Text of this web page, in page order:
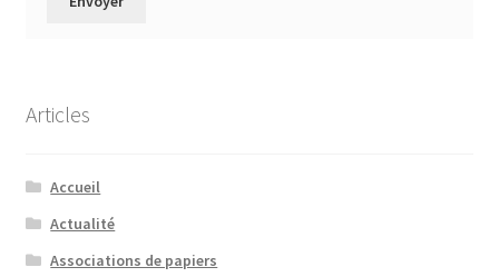
Articles
Accueil
Actualité
Associations de papiers